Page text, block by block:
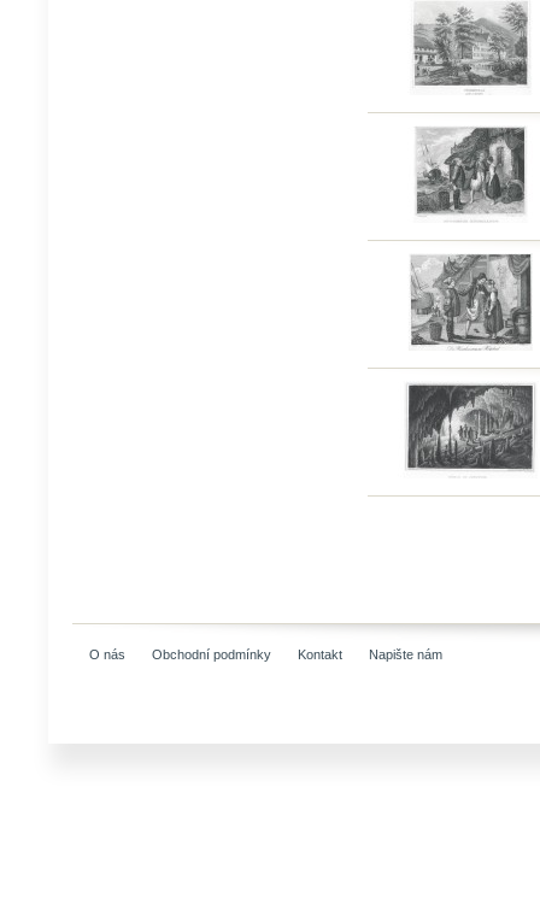
O nás Obchodní podmínky Kontakt Napište nám